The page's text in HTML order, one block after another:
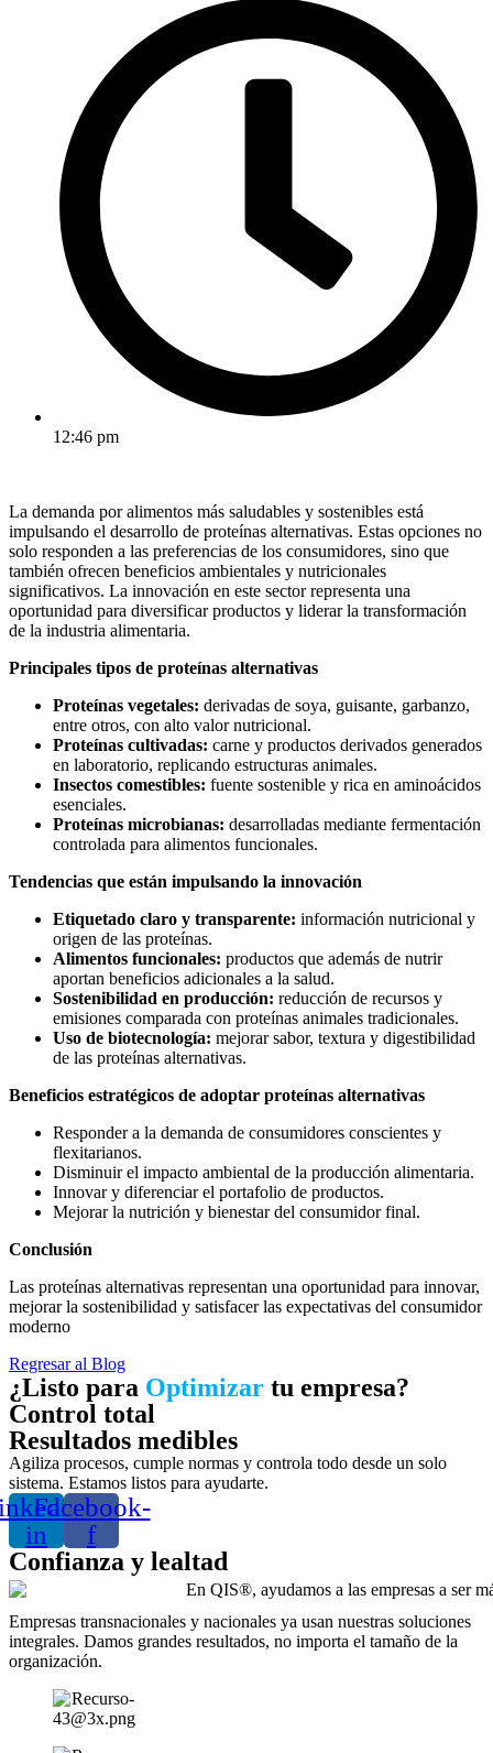
12:46 pm
La demanda por alimentos más saludables y sostenibles está
impulsando el desarrollo de proteínas alternativas. Estas opciones no
solo responden a las preferencias de los consumidores, sino que
también ofrecen beneficios ambientales y nutricionales
significativos. La innovación en este sector representa una
oportunidad para diversificar productos y liderar la transformación
de la industria alimentaria.
Principales tipos de proteínas alternativas
Proteínas vegetales: derivadas de soya, guisante, garbanzo,
entre otros, con alto valor nutricional.
Proteínas cultivadas: carne y productos derivados generados
en laboratorio, replicando estructuras animales.
Insectos comestibles: fuente sostenible y rica en aminoácidos
esenciales.
Proteínas microbianas: desarrolladas mediante fermentación
controlada para alimentos funcionales.
Tendencias que están impulsando la innovación
Etiquetado claro y transparente: información nutricional y
origen de las proteínas.
Alimentos funcionales: productos que además de nutrir
aportan beneficios adicionales a la salud.
Sostenibilidad en producción: reducción de recursos y
emisiones comparada con proteínas animales tradicionales.
Uso de biotecnología: mejorar sabor, textura y digestibilidad
de las proteínas alternativas.
Beneficios estratégicos de adoptar proteínas alternativas
Responder a la demanda de consumidores conscientes y
flexitarianos.
Disminuir el impacto ambiental de la producción alimentaria.
Innovar y diferenciar el portafolio de productos.
Mejorar la nutrición y bienestar del consumidor final.
Conclusión
Las proteínas alternativas representan una oportunidad para innovar,
mejorar la sostenibilidad y satisfacer las expectativas del consumidor
moderno
Regresar al Blog
¿Listo para Optimizar tu empresa?
Control total
Resultados medibles
Agiliza procesos, cumple normas y controla todo desde un solo
sistema. Estamos listos para ayudarte.
in
Facebook-
f
Confianza y lealtad
Empresas transnacionales y nacionales ya usan nuestras soluciones
integrales. Damos grandes resultados, no importa el tamaño de la
organización.